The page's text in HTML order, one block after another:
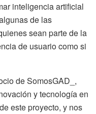
inteligencia artificial
de las
sean parte de la
de usuario como si
de SomosGAD_,
y tecnología en
este proyecto, y nos